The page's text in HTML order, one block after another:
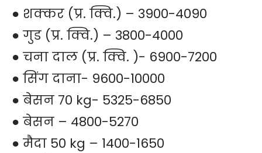
● शक्कर (प्र. क्वि.) – 3900-4090
● गुड (प्र. क्वि.) – 3800-4000
● चना दाल (प्र. क्वि. )- 6900-7200
● सिंग दाना- 9600-10000
● बेसन 70 kg- 5325-6850
● बेसन – 4800-5270
● मैदा 50 kg – 1400-1650